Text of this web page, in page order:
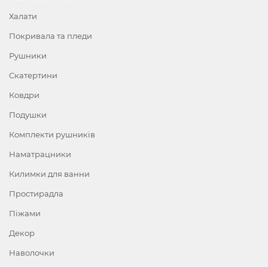
Халати
Покривала та пледи
Рушники
Скатертини
Ковдри
Подушки
Комплекти рушників
Наматрацники
Килимки для ванни
Простирадла
Піжами
Декор
Наволочки